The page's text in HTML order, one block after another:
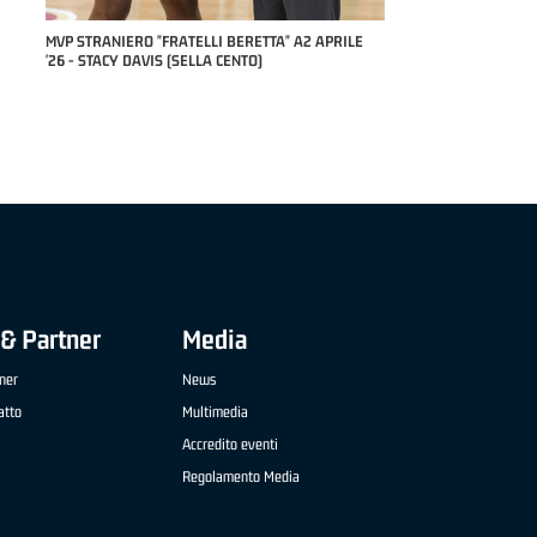
MVP "FRATELLI BERETTA" SAMUEL DILAS B
NAZIONALE APRILE '26 - MARCO RESTELLI (TAV
Partner Media
News
Multimedia
Accredito eventi
Regolamento Media